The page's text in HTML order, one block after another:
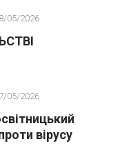
05/2026
05/2026
вірусу